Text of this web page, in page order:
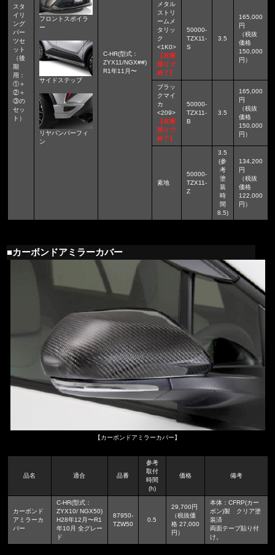
スタ
イリ
ング
パー
ツセ
ット
（後
期
用：
①＋
②＋
③の
セッ
ト）
フロントスポイラ
ー
サイドステップ
リヤバンパーフィ
ン
C-HR(型式：
ZYX11/NGX##)
R1年11月〜
メタル
ストリ
ームメ
タリッ
ク
<1K0>
【在庫
限りで
終了】
50000-
TZX11-
S
3.5
165,000
円
（税抜
価格
150,000
円）
ブラッ
クマイ
カ
<209>
【在庫
限りで
終了】
50000-
TZX11-
B
3.5
165,000
円
（税抜
価格
150,000
円）
素地
50000-
TZX11-
Z
3.5
(参
考
塗
装
時
間
8.5)
134,200
円
（税抜
価格
122,000
円）
■カーボンドアミラーカバー
【カーボンドアミラーカバー】
品名 適合 品番
参考
取付
時間
(h)
価格 備考
カーボンド
アミラーカ
バー
C-HR(型式：
ZYX10/ NGX50)
H28年12月〜R1
年10月 全グレー
ド
87950-
TZW50
0.5
29,700円
（税抜価
格 27,000
円）
本体：CFRP(カー
ボン)製 クリア塗
装済
両面テープ貼り付
け。